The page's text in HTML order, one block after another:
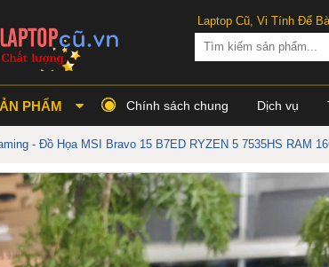
Laptop Cũ, Vi Tính Để
PHẨM Chính sách chung Dịch vụ
- Đồ Họa MSI Bravo 15 B7ED RYZEN 5 7535HS RAM